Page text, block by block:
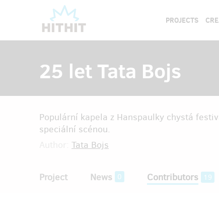
PROJECTS
25 let Tata Bojs
Populární kapela z Hanspaulky chystá
speciální scénou.
Tata Bojs
Project News 0 Contributors 19